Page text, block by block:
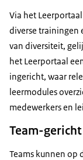
Via het
diverse trainingen
van diversiteit,
het Leerportaal
ingericht, waar
leermodules
medewerkers en
Team-
Teams kunnen op